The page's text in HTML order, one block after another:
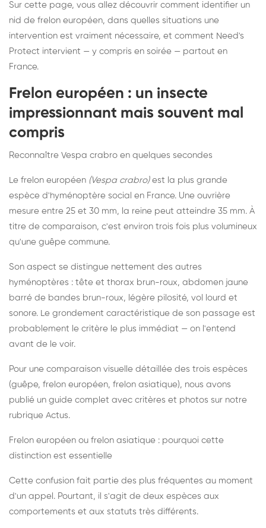
Sur cette page, vous allez découvrir comment identifier un
nid de frelon européen, dans quelles situations une
intervention est vraiment nécessaire, et comment Need's
Protect intervient — y compris en soirée — partout en
France.
Frelon européen : un insecte
impressionnant mais souvent mal
compris
Reconnaître Vespa crabro en quelques secondes
Le frelon européen (Vespa crabro)est la plus grande
espèce d'hyménoptère social en France. Une ouvrière
mesure entre 25 et 30 mm, la reine peut atteindre 35 mm. À
titre de comparaison, c'est environ trois fois plus volumineux
qu'une guêpe commune.
Son aspect se distingue nettement des autres
hyménoptères : tête et thorax brun-roux, abdomen jaune
barré de bandes brun-roux, légère pilosité, vol lourd et
sonore. Le grondement caractéristique de son passage est
probablement le critère le plus immédiat — on l'entend
avant de le voir.
Pour une comparaison visuelle détaillée des trois espèces
(guêpe, frelon européen, frelon asiatique), nous avons
publié un guide complet avec critères et photos sur notre
rubrique Actus.
Frelon européen ou frelon asiatique : pourquoi cette
distinction est essentielle
Cette confusion fait partie des plus fréquentes au moment
d'un appel. Pourtant, il s'agit de deux espèces aux
comportements et aux statuts très différents.